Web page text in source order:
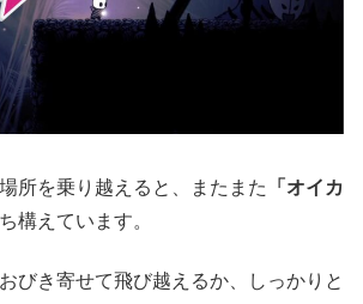
所を乗り越えると、またまた
「オイカ
構えています。
びき寄せて飛び越えるか、しっかりと